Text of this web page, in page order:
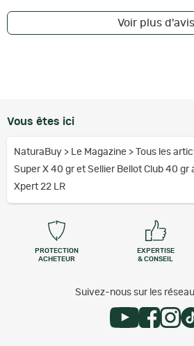
Voir plus d'avis
Vous êtes ici
NaturaBuy > Le Magazine > Tous les
Super X 40 gr et Sellier Bellot Club 40 gr
Xpert 22 LR
PROTECTION
ACHETEUR
EXPERTISE
& CONSEIL
Suivez-nous sur les